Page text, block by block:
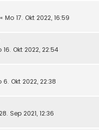
« Mo 17. Okt 2022, 16:59
16. Okt 2022, 22:54
6. Okt 2022, 22:38
Sep 2021, 12:36